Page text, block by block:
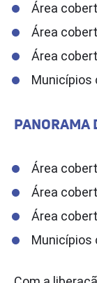
Área
Área
Área
Municípios
PANORAMA
Área
Área
Área
Municípios